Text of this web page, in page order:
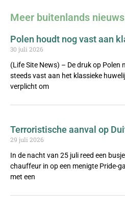
Meer buitenlands nieuws
Polen houdt nog vast aan
30 juli 2026
(Life Site News) – De druk op Polen
steeds vast aan het klassieke
verplicht om
Terroristische aanval op
29 juli 2026
In de nacht van 25 juli reed een
chauffeur in op een menigte Pride-
met een